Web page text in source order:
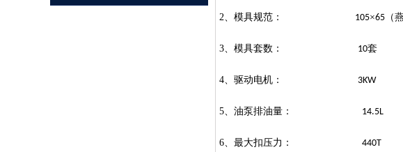
2 、模具规范： 105×65 （
3 、模具套数： 10套
4 、驱动电机： 3KW
5 、油泵排油量： 14.5L
6 、最大扣压力： 440T